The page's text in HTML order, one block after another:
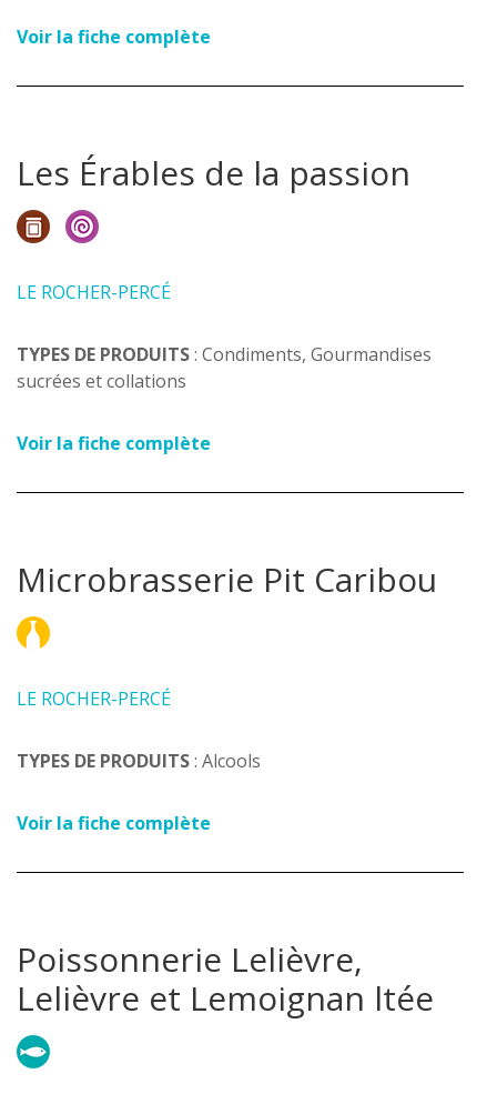
Voir la fiche complète
Les Érables de la passion
LE ROCHER-PERCÉ
TYPES DE PRODUITS: Condiments, Gourmandises
sucrées et collations
Voir la fiche complète
Microbrasserie Pit Caribou
LE ROCHER-PERCÉ
TYPES DE PRODUITS: Alcools
Voir la fiche complète
Poissonnerie Lelièvre,
Lelièvre et Lemoignan ltée